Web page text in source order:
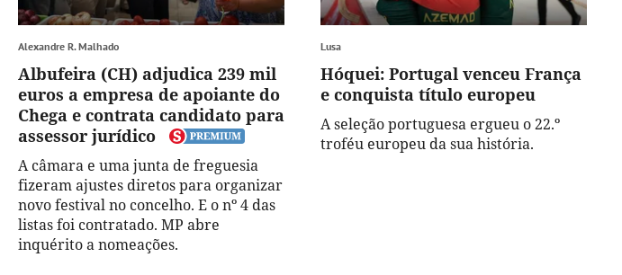
Alexandre R. Malhado
Albufeira (CH) adjudica 239 mil
euros a empresa de apoiante do
Chega e contrata candidato para
assessor jurídico
A câmara e uma junta de freguesia
fizeram ajustes diretos para organizar
novo festival no concelho. E o nº 4 das
listas foi contratado. MP abre
inquérito a nomeações.
Lusa
Hóquei: Portugal venceu França
e conquista título europeu
A seleção portuguesa ergueu o 22.º
troféu europeu da sua história.